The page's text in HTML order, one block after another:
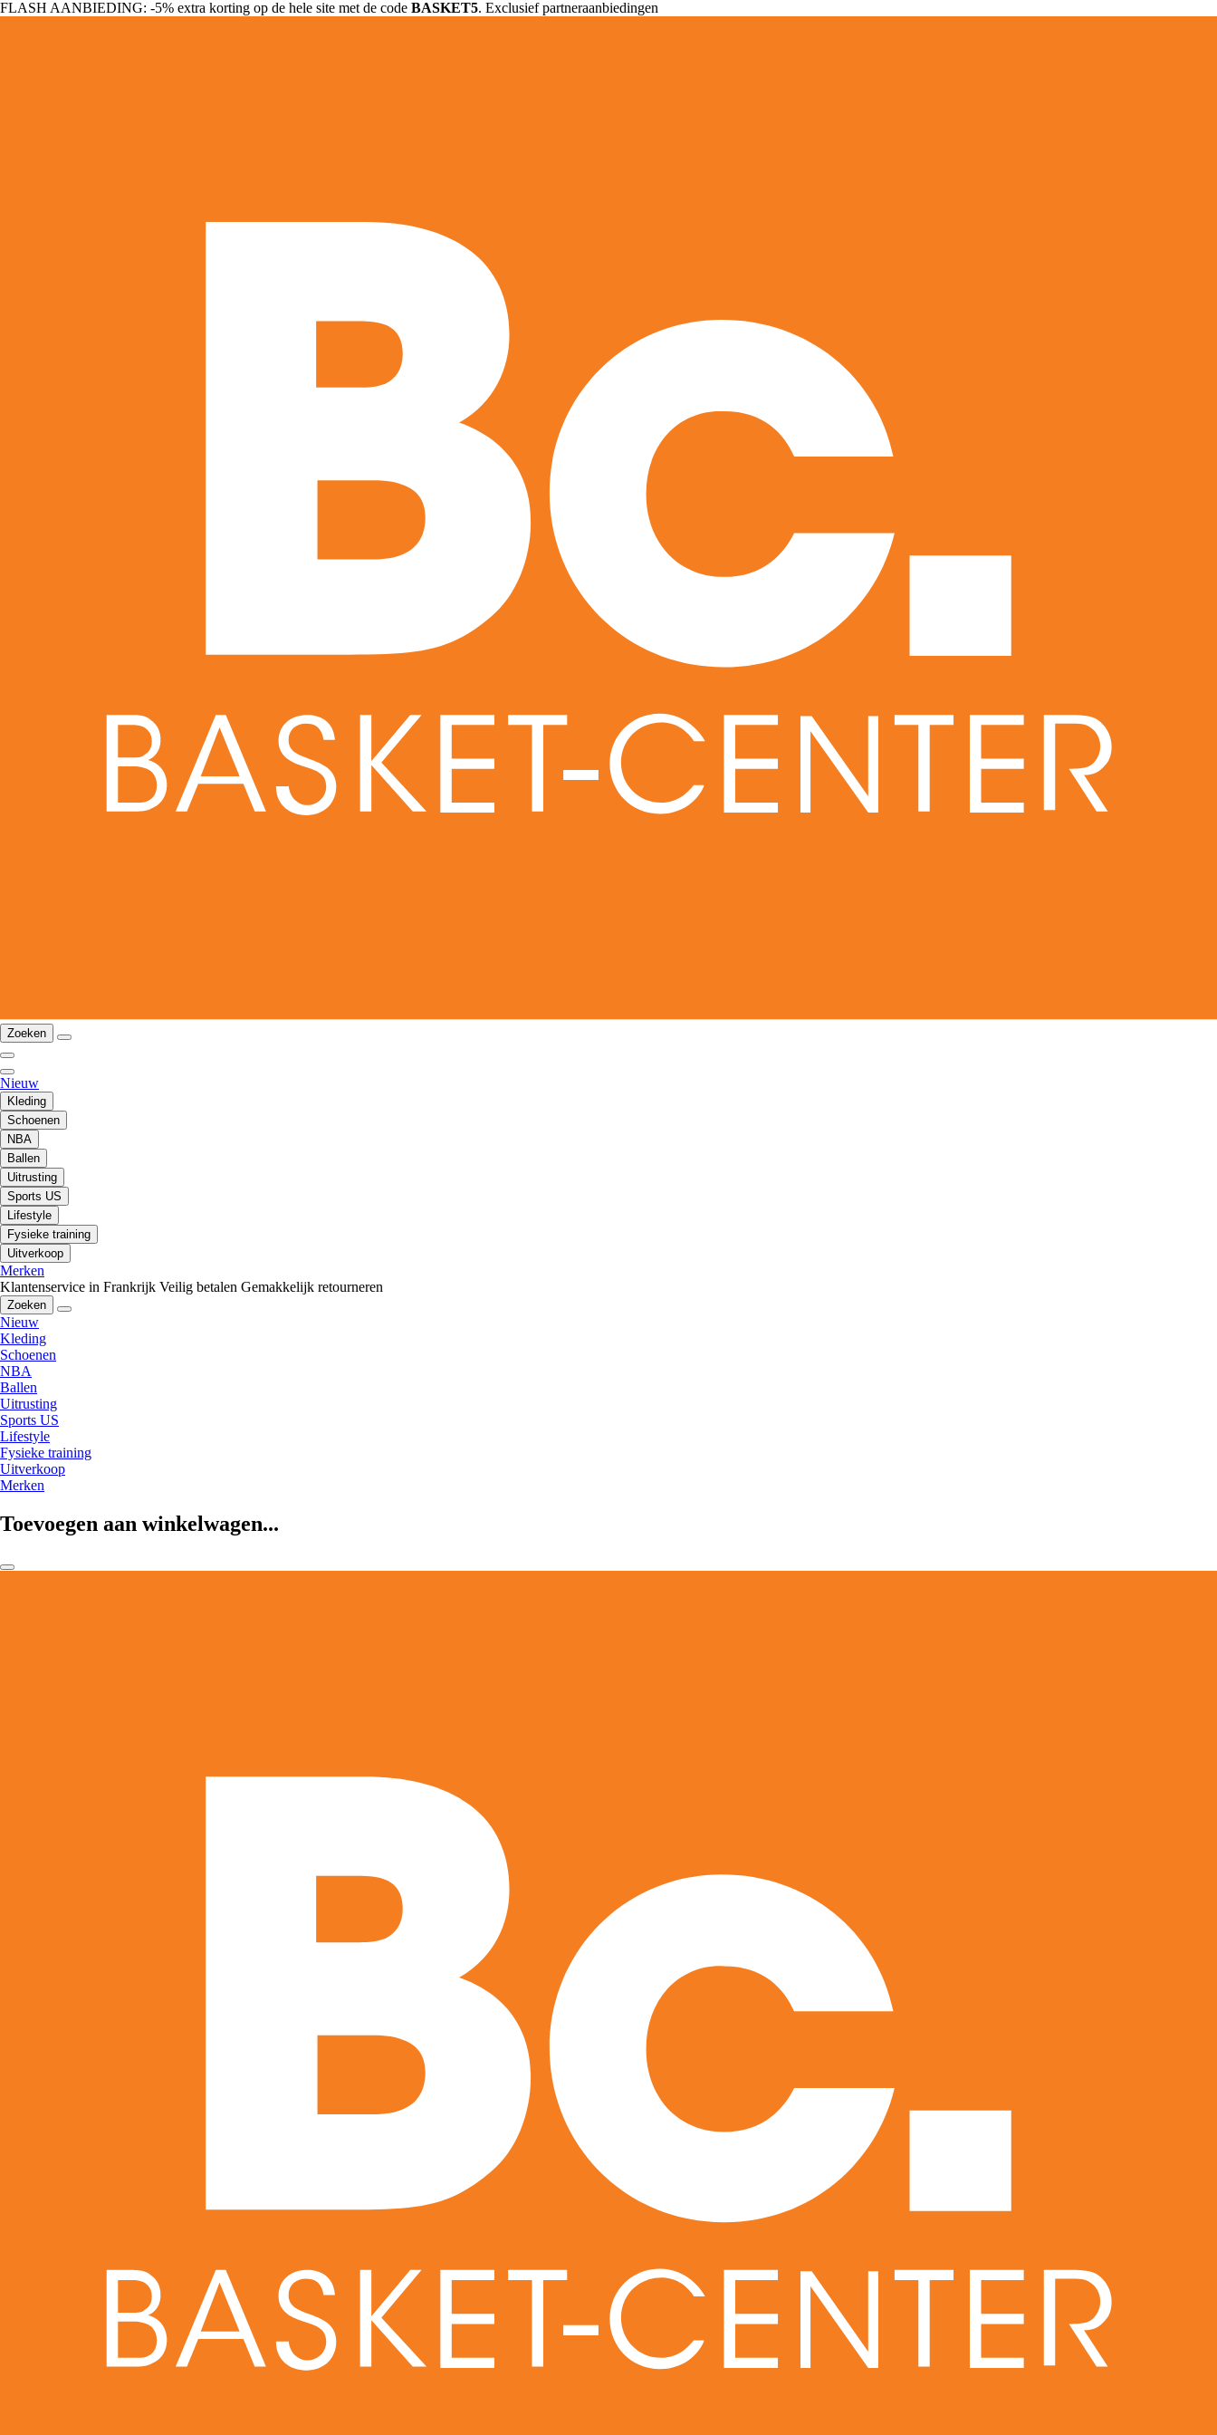
FLASH AANBIEDING: -5% extra korting op de hele site met de code BASKET5. Exclusief partneraanbiedingen
Zoeken
Nieuw
Kleding
Schoenen
NBA
Ballen
Uitrusting
Sports US
Lifestyle
Fysieke training
Uitverkoop
Merken
Klantenservice in Frankrijk Veilig betalen Gemakkelijk retourneren
Zoeken
Nieuw
Kleding
Schoenen
NBA
Ballen
Uitrusting
Sports US
Lifestyle
Fysieke training
Uitverkoop
Merken
Toevoegen aan winkelwagen...